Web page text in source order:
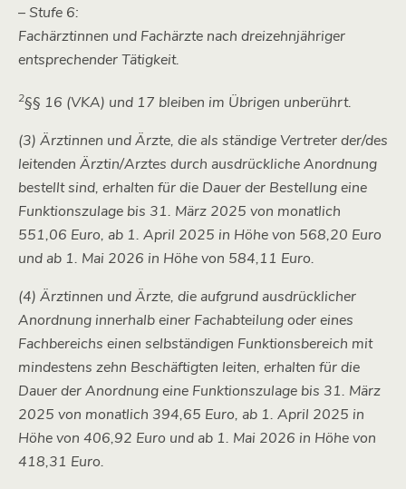
– Stufe 6:
Fachärztinnen und Fachärzte nach dreizehnjähriger
entsprechender Tätigkeit.
2§§ 16 (VKA) und 17 bleiben im Übrigen unberührt.
(3) Ärztinnen und Ärzte, die als ständige Vertreter der/des
leitenden Ärztin/Arztes durch ausdrückliche Anordnung
bestellt sind, erhalten für die Dauer der Bestellung eine
Funktionszulage bis 31. März 2025 von monatlich
551,06 Euro, ab 1. April 2025 in Höhe von 568,20 Euro
und ab 1. Mai 2026 in Höhe von 584,11 Euro.
(4) Ärztinnen und Ärzte, die aufgrund ausdrücklicher
Anordnung innerhalb einer Fachabteilung oder eines
Fachbereichs einen selbständigen Funktionsbereich mit
mindestens zehn Beschäftigten leiten, erhalten für die
Dauer der Anordnung eine Funktionszulage bis 31. März
2025 von monatlich 394,65 Euro, ab 1. April 2025 in
Höhe von 406,92 Euro und ab 1. Mai 2026 in Höhe von
418,31 Euro.